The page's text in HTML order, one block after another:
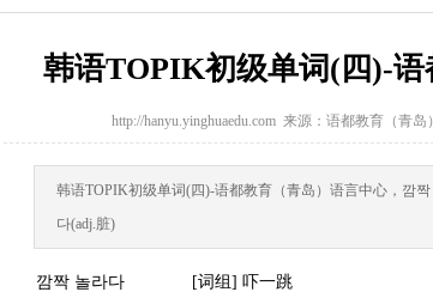
韩语TOPIK初级单词(四)-
http://hanyu.yinghuaedu.com 来源：语都教育（青
韩语TOPIK初级单词(四)-语都教育（青岛）语言中心，깜
다(adj.脏)
깜짝 놀라다 [词组] 吓一跳